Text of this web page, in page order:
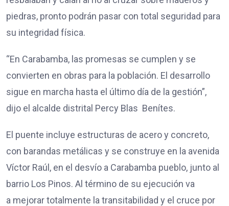
piedras, pronto podrán pasar con total seguridad para
su integridad física.
“En Carabamba, las promesas se cumplen y se
convierten en obras para la población. El desarrollo
sigue en marcha hasta el último día de la gestión”,
dijo el alcalde distrital Percy Blas Benítes.
El puente incluye estructuras de acero y concreto,
con barandas metálicas y se construye en la avenida
Víctor Raúl, en el desvío a Carabamba pueblo, junto al
barrio Los Pinos. Al término de su ejecución va
a mejorar totalmente la transitabilidad y el cruce por